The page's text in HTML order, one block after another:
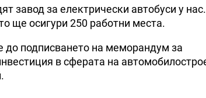
завод за електрически автобуси у нас.
щe ocигypи 250 paбoтни мecтa.
до подписването на меморандум за
в сферата на